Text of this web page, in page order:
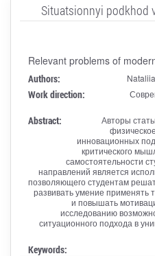
Situatsionnyi podkhod
Relevant problems of
Authors:
Work direction:
Abstract:
Авторы
инновационных
критического
самостоятельности
направлений является
позволяющего студентам
развивать умение применять
и повышать
исследованию
ситуационного подхода в
Keywords: